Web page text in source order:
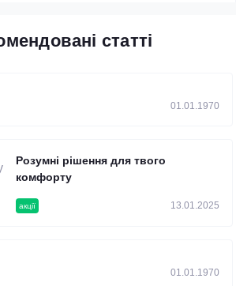
статті
01.01.1970
акції 13.01.2025
Розумні рішення для твого
комфорту
01.01.1970